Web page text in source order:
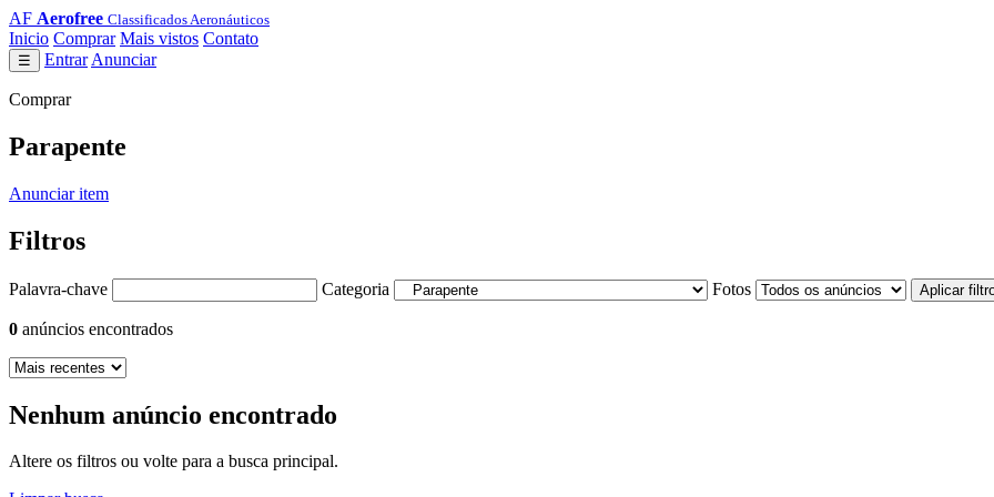
AF Aerofree Classificados Aeronáuticos
Inicio Comprar Mais vistos Contato
☰ Entrar Anunciar
Comprar
Parapente
Anunciar item
Filtros
Palavra-chave Categoria Fotos Aplicar
0 anúncios encontrados
Nenhum anúncio encontrado
Altere os filtros ou volte para a busca principal.